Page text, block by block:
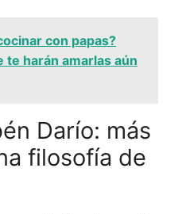
con papas?
harán amarlas aún
Darío: más
filosofía de